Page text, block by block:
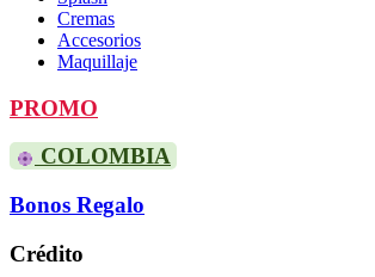
Cremas
Accesorios
Maquillaje
PROMO
COLOMBIA
Bonos Regalo
Crédito